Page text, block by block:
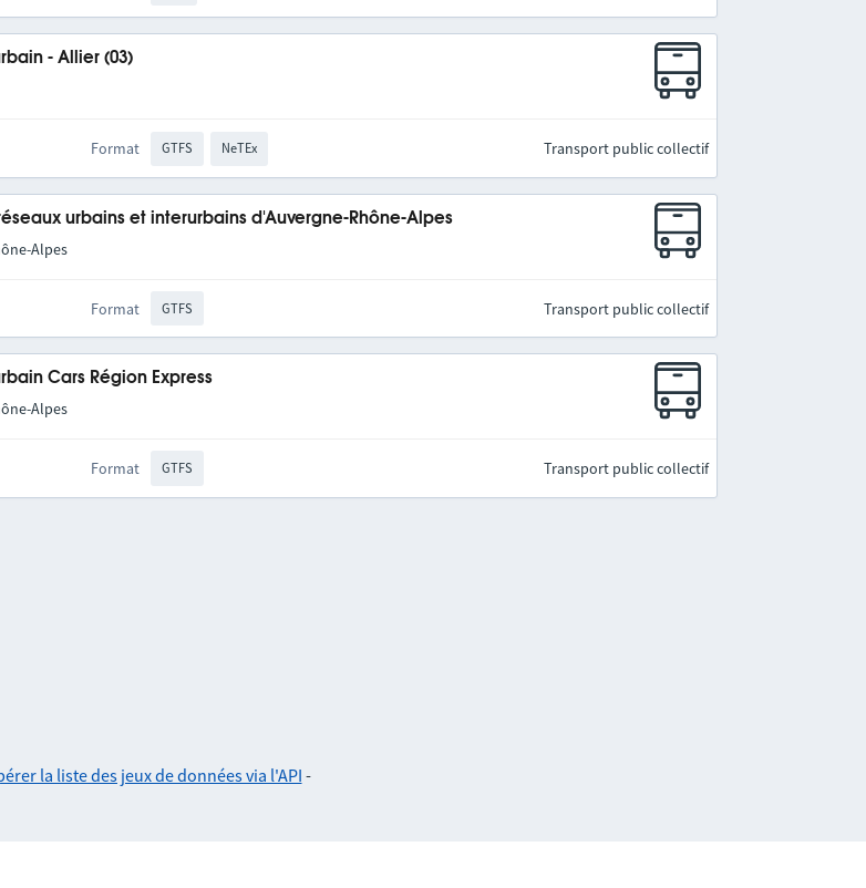
- Allier (03)
Format GTFS NeTEx Transport public collectif
urbains et interurbains d'Auvergne-Rhône-Alpes
Alpes
Format GTFS Transport public collectif
Cars Région Express
Alpes
Format GTFS Transport public collectif
la liste des jeux de données via l'API -